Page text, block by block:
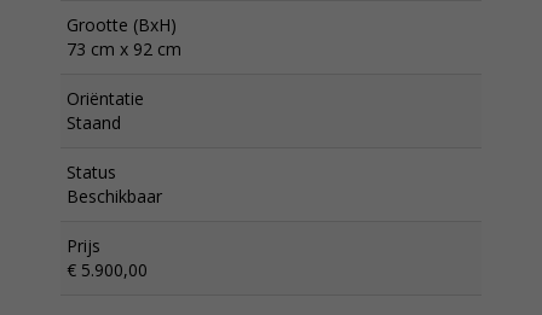
Grootte (BxH)
73 cm x 92 cm
Oriëntatie
Staand
Status
Beschikbaar
Prijs
€ 5.900,00